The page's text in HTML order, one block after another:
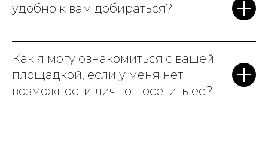
удобно к вам добираться?
Как я могу ознакомиться с вашей
площадкой, если у меня нет
возможности лично посетить ее?